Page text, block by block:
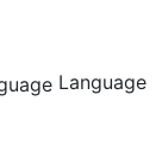
Language